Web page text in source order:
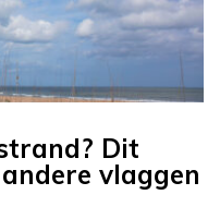
Dit
vlaggen